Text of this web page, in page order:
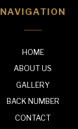
NAVIGATION
HOME
ABOUT US
GALLERY
BACK NUMBER
CONTACT